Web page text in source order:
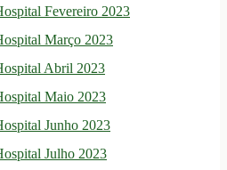
Fevereiro 2023
Março 2023
Abril 2023
Maio 2023
Junho 2023
Julho 2023